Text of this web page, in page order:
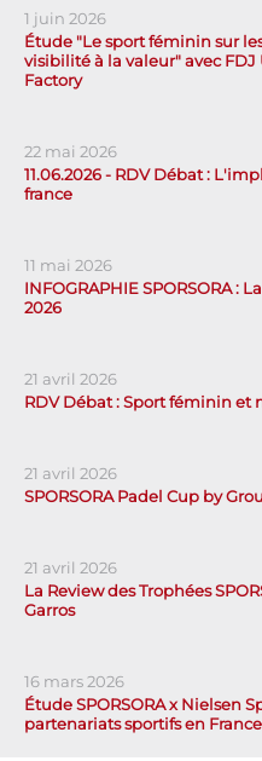
1 juin 2026
Étude "Le sport féminin sur
visibilité à la valeur" avec FDJ
Factory
22 mai 2026
11.06.2026 - RDV Débat :
france
11 mai 2026
INFOGRAPHIE SPORSORA :
2026
21 avril 2026
RDV Débat : Sport féminin et
21 avril 2026
SPORSORA Padel Cup by
21 avril 2026
La Review des Trophées
Garros
16 mars 2026
Étude SPORSORA x Nielsen
partenariats sportifs en